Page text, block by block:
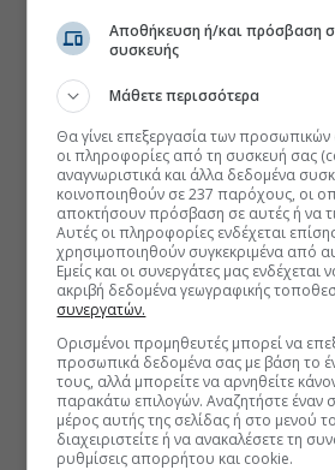
Αποθήκευση ή/και πρόσβαση
συσκευής
Μάθετε περισσότερα
Θα γίνει επεξεργασία των
οι πληροφορίες από τη συσκευή σας
αναγνωριστικά και άλλα δεδομένα
κοινοποιηθούν σε 237 παρόχους, οι
αποκτήσουν πρόσβαση σε αυτές ή να
Αυτές οι πληροφορίες ενδέχεται
χρησιμοποιηθούν συγκεκριμένα από
Εμείς και οι συνεργάτες μας
ακριβή δεδομένα γεωγραφικής
συνεργατών.
Ορισμένοι προμηθευτές μπορεί να
προσωπικά δεδομένα σας με βάση το
τους, αλλά μπορείτε να αρνηθείτε
παρακάτω επιλογών. Αναζητήστε έναν
μέρος αυτής της σελίδας ή στο μενού
διαχειριστείτε ή να ανακαλέσετε τη
ρυθμίσεις απορρήτου και cookie.